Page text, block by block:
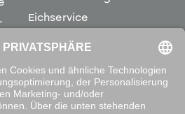
Eichservice
Montage &
Inbetriebnahme
Leihwaagen
&
Mietservice